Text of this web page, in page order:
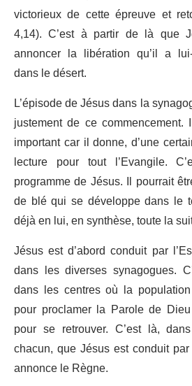
victorieux de cette épreuve et
4,14). C’est à partir de là que
annoncer la libération qu’il a
dans le désert.
L’épisode de Jésus dans la
justement de ce
important car il donne, d’une
lecture pour tout l’Evangile.
programme de Jésus. Il pourrait
de blé qui se développe dans le
déjà en lui, en synthèse, toute la
Jésus est d’abord conduit par
dans les diverses synagogues.
dans les centres où la
pour proclamer la Parole de
pour se retrouver. C’est là,
chacun, que Jésus est conduit par
annonce le Règne.